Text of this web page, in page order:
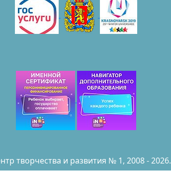
творчества и развития № 1, 2008 - 2026.